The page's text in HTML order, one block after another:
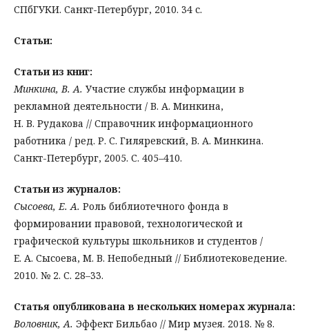
СПбГУКИ. Санкт-Петербург, 2010. 34 с.
Статьи:
Статьи из книг:
Минкина, В. А. Участие службы информации в
рекламной деятельности / В. А. Минкина,
Н. В. Рудакова // Справочник информационного
работника / ред. Р. С. Гиляревский, В. А. Минкина.
Санкт-Петербург, 2005. С. 405–410.
Статьи из журналов:
Сысоева, Е. А. Роль библиотечного фонда в
формировании правовой, технологической и
графической культуры школьников и студентов /
Е. А. Сысоева, М. В. Непобедный // Библиотековедение.
2010. № 2. С. 28–33.
Статья опубликована в нескольких номерах журнала:
Воловник, А. Эффект Бильбао // Мир музея. 2018. № 8.